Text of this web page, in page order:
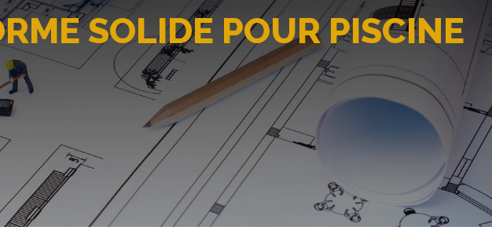
SOLIDE POUR PISCINE